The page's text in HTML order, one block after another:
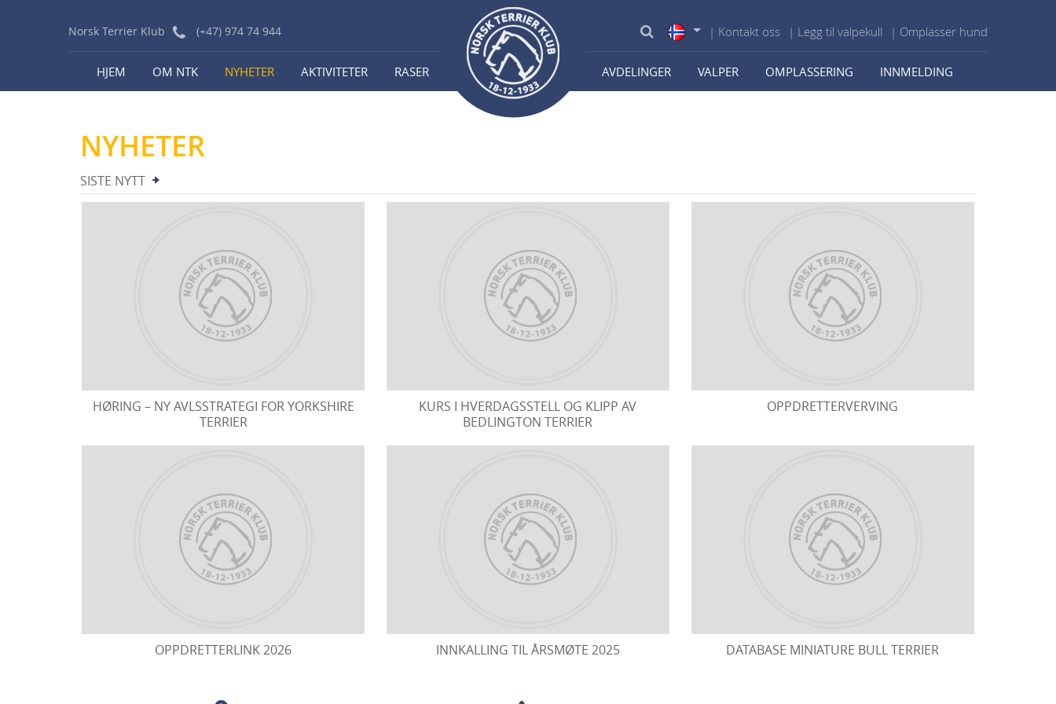
Norsk Terrier Klub (+47) 974 74 944 | Kontakt oss | Legg til valpekull | Omplasser hund
HJEM OM NTK NYHETER AKTIVITETER RASER AVDELINGER VALPER OMPLASSERING INNMELDING
NYHETER
SISTE NYTT
HØRING – NY AVLSSTRATEGI FOR YORKSHIRE
TERRIER
KURS I HVERDAGSSTELL OG KLIPP AV
BEDLINGTON TERRIER
OPPDRETTERVERVING
OPPDRETTERLINK 2026 INNKALLING TIL ÅRSMØTE 2025 DATABASE MINIATURE BULL TERRIER